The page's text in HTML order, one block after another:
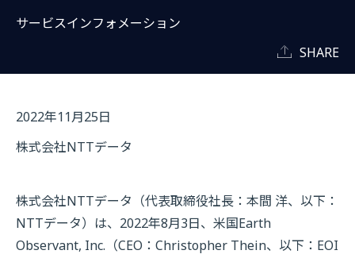
サービスインフォメーション
SHARE
2022年11月25日
株式会社NTTデータ
株式会社NTTデータ（代表取締役社長：本間 洋、以下：
NTTデータ）は、2022年8月3日、米国Earth
Observant, Inc.（CEO：Christopher Thein、以下：EOI